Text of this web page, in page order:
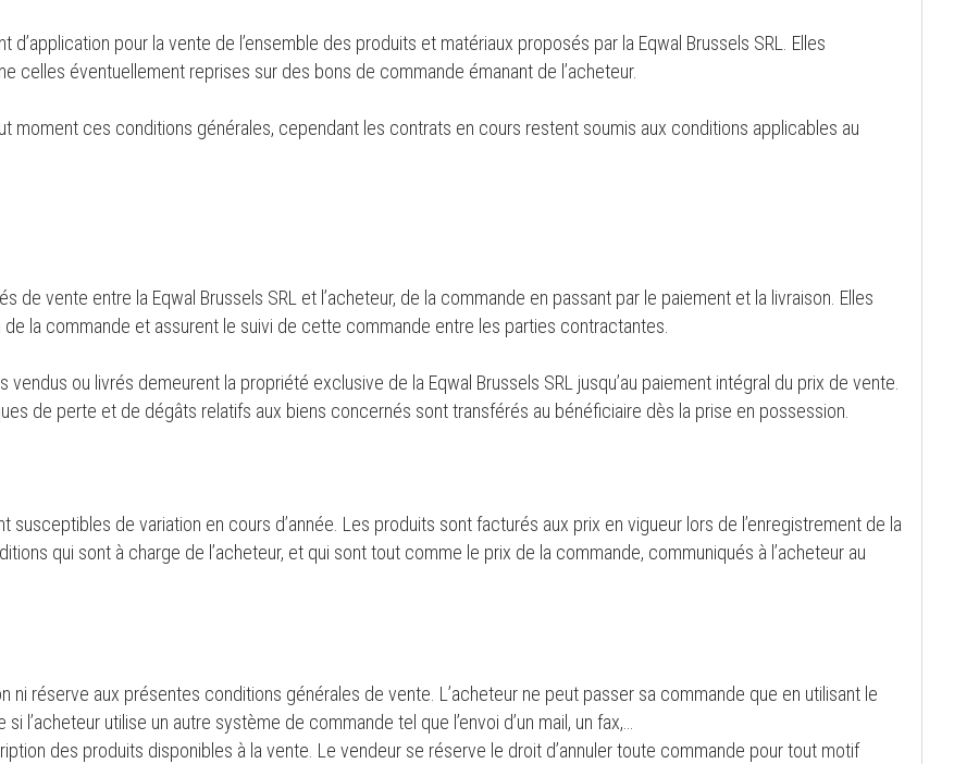
pour la vente de l’ensemble des produits et matériaux proposés par la Eqwal Brussels SRL. Elles
celles éventuellement reprises sur des bons de commande émanant de l’acheteur.
moment ces conditions générales, cependant les contrats en cours restent soumis aux conditions applicables au
vente entre la Eqwal Brussels SRL et l’acheteur, de la commande en passant par le paiement et la livraison. Elles
la commande et assurent le suivi de cette commande entre les parties contractantes.
vendus ou livrés demeurent la propriété exclusive de la Eqwal Brussels SRL jusqu’au paiement intégral du prix de vente.
de perte et de dégâts relatifs aux biens concernés sont transférés au bénéficiaire dès la prise en possession.
de variation en cours d’année. Les produits sont facturés aux prix en vigueur lors de l’enregistrement de la
qui sont à charge de l’acheteur, et qui sont tout comme le prix de la commande, communiqués à l’acheteur au
ni réserve aux présentes conditions générales de vente. L’acheteur ne peut passer sa commande que en utilisant le
l’acheteur utilise un autre système de commande tel que l’envoi d’un mail, un fax,…
des produits disponibles à la vente. Le vendeur se réserve le droit d’annuler toute commande pour tout motif